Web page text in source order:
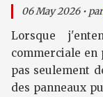
06 May 2026 •
Lorsque
commerciale en
pas seulement
des panneaux